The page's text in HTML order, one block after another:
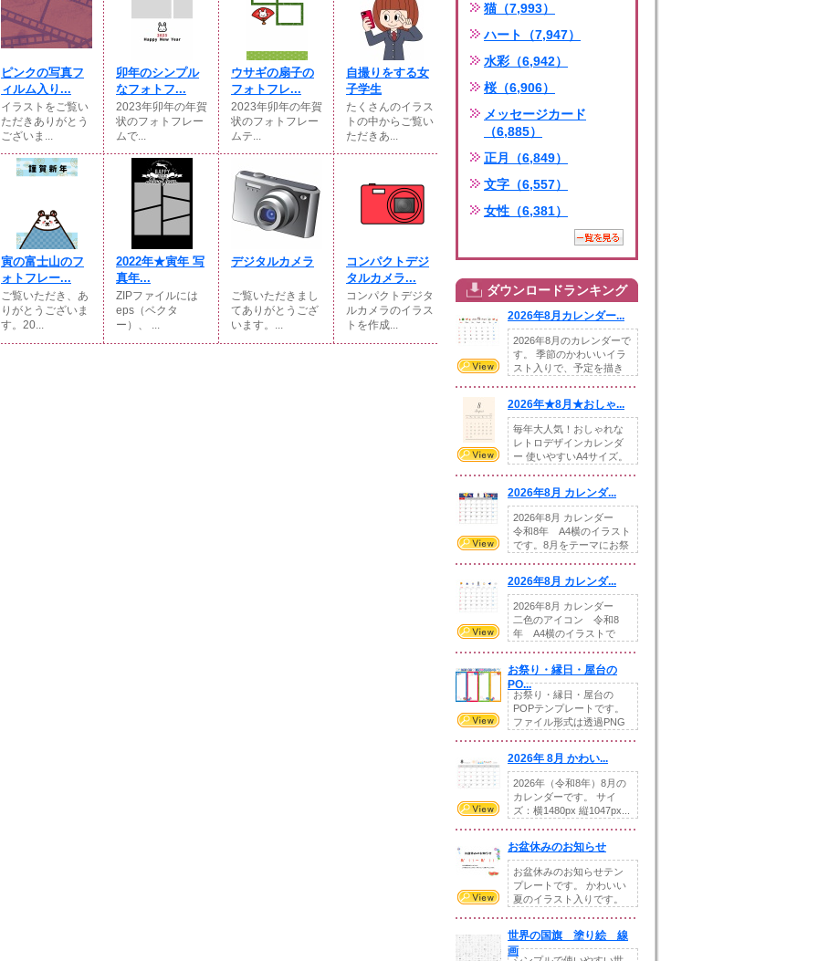
ピンクの写真フ
ィルム入り...
イラストをご覧い
ただきありがとう
ございま...
卯年のシンプル
なフォトフ...
2023年卯年の年賀
状のフォトフレー
ムで...
ウサギの扇子の
フォトフレ...
2023年卯年の年賀
状のフォトフレー
ムテ...
自撮りをする女
子学生
たくさんのイラス
トの中からご覧い
ただきあ...
寅の富士山のフ
ォトフレー...
ご覧いただき、あ
りがとうございま
す。20...
2022年★寅年 写
真年...
ZIPファイルには
eps（ベクタ
ー）、 ...
デジタルカメラ
ご覧いただきまし
てありがとうござ
います。...
コンパクトデジ
タルカメラ...
コンパクトデジタ
ルカメラのイラス
トを作成...
猫（7,993）
ハート（7,947）
水彩（6,942）
桜（6,906）
メッセージカード
（6,885）
正月（6,849）
文字（6,557）
女性（6,381）
ダウンロードランキング
2026年8月カレンダー...
2026年8月のカレンダーで
す。 季節のかわいいイラ
スト入りで、予定を描き
2026年★8月★おしゃ...
毎年大人気！おしゃれな
レトロデザインカレンダ
ー 使いやすいA4サイズ。
2026年8月 カレンダ...
2026年8月 カレンダー
令和8年 A4横のイラスト
です。8月をテーマにお祭
2026年8月 カレンダ...
2026年8月 カレンダー
二色のアイコン 令和8
年 A4横のイラストで
お祭り・縁日・屋台の
PO...
お祭り・縁日・屋台の
POPテンプレートです。
ファイル形式は透過PNG
2026年 8月 かわい...
2026年（令和8年）8月の
カレンダーです。 サイ
ズ：横1480px 縦1047px...
お盆休みのお知らせ
お盆休みのお知らせテン
プレートです。 かわいい
夏のイラスト入りです。
世界の国旗 塗り絵 線
画